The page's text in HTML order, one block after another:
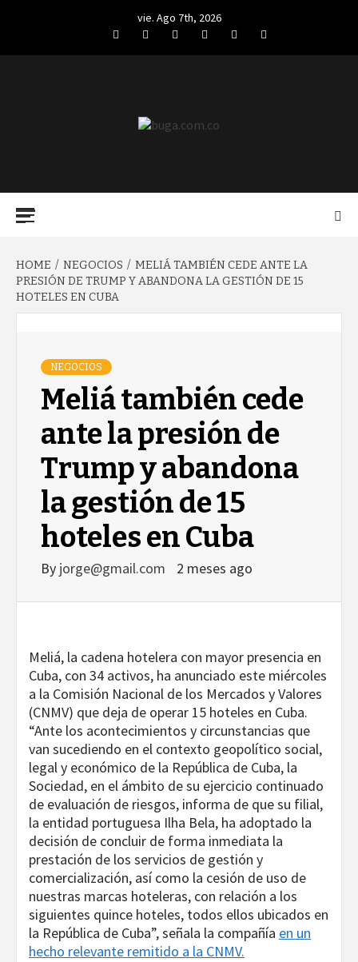
vie. Ago 7th, 2026
FacebookTwitterLinkedIn
VK YouTubeInstagram
HOME NEGOCIOS
MELIÁ TAMBIÉN CEDE ANTE LA
PRESIÓN DE TRUMP Y ABANDONA LA GESTIÓN DE 15
HOTELES EN CUBA
NEGOCIOS
Meliá también cede
ante la presión de
Trump y abandona
la gestión de 15
hoteles en Cuba
By jorge@gmail.com 2 meses ago
Meliá, la cadena hotelera con mayor presencia en
Cuba, con 34 activos, ha anunciado este miércoles
a la Comisión Nacional de los Mercados y Valores
(CNMV) que deja de operar 15 hoteles en Cuba.
“Ante los acontecimientos y circunstancias que
van sucediendo en el contexto geopolítico social,
legal y económico de la República de Cuba, la
Sociedad, en el ámbito de su ejercicio continuado
de evaluación de riesgos, informa de que su filial,
la entidad portuguesa Ilha Bela, ha adoptado la
decisión de concluir de forma inmediata la
prestación de los servicios de gestión y
comercialización, así como la cesión de uso de
nuestras marcas hoteleras, con relación a los
siguientes quince hoteles, todos ellos ubicados en
la República de Cuba”, señala la compañía en un
hecho relevante remitido a la CNMV.